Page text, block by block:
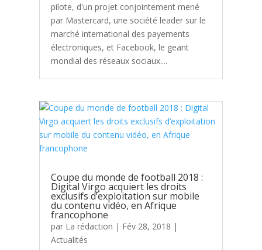
pilote, d'un projet conjointement mené
par Mastercard, une société leader sur le
marché international des payements
électroniques, et Facebook, le geant
mondial des réseaux sociaux....
Coupe du monde de football 2018 :
Digital Virgo acquiert les droits
exclusifs d’exploitation sur mobile
du contenu vidéo, en Afrique
francophone
par La rédaction | Fév 28, 2018 |
Actualités